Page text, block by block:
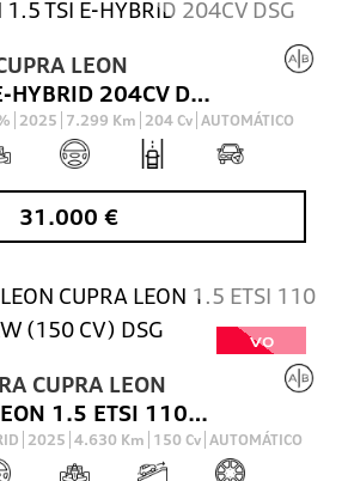
LEON
1.5 TSI E-HYBRID 204CV DSG
2025 7.299 Km 204 Cv AUTOMÁTICO
31.000 €
VO
CUPRA LEON
CUPRA LEON 1.5 ETSI 110 KW (150 CV) DSG
2025 4.630 Km 150 Cv AUTOMÁTICO